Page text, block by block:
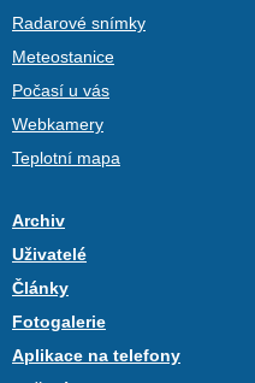
Radarové snímky
Meteostanice
Počasí u vás
Webkamery
Teplotní mapa
Archiv
Uživatelé
Články
Fotogalerie
Aplikace na telefony